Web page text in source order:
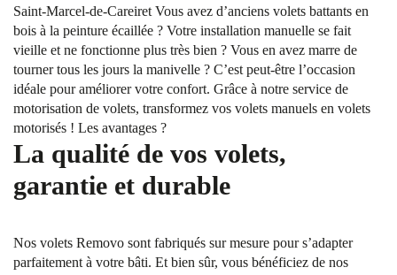
Saint-Marcel-de-Careiret Vous avez d’anciens volets battants en
bois à la peinture écaillée ? Votre installation manuelle se fait
vieille et ne fonctionne plus très bien ? Vous en avez marre de
tourner tous les jours la manivelle ? C’est peut-être l’occasion
idéale pour améliorer votre confort. Grâce à notre service de
motorisation de volets, transformez vos volets manuels en volets
motorisés ! Les avantages ?
La qualité de vos volets,
garantie et durable
Nos volets Removo sont fabriqués sur mesure pour s’adapter
parfaitement à votre bâti. Et bien sûr, vous bénéficiez de nos